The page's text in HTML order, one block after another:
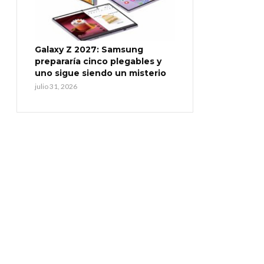
Galaxy Z 2027: Samsung
prepararía cinco plegables y
uno sigue siendo un misterio
julio 31, 2026